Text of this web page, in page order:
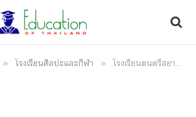
» โรงเรียนศิลปะและกีฬา » โรงเรียนดนตรีสยามกลการ เอ็มโพเรี่ยม – เขตคลองเตย (กรุงเทพมหานคร)